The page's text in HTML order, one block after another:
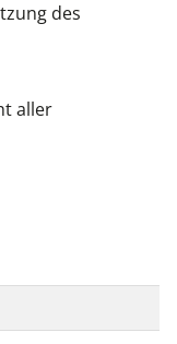
des
aller